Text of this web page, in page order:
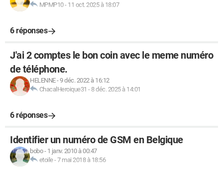
MPMP10- 11 oct. 2025 à 18:07
6 réponses
J'ai 2 comptes le bon coin avec le meme numéro
de téléphone.
HELENNE-9 déc. 2022 à 16:12
ChacalHeroique31 - 8 déc. 2025 à 14:01
6 réponses
Identifier un numéro de GSM en Belgique
bobo- 1 janv. 2010 à 00:47
etoile-7 mai 2018 à 18:56